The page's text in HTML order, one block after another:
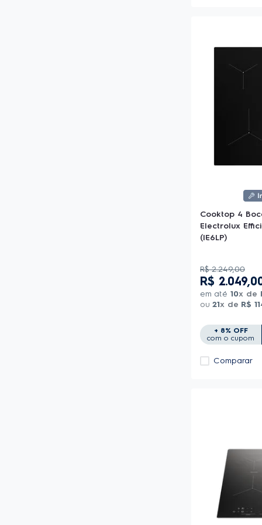
Cooktop 4
Electrolux
(IE6LP)
R$ 2.249,00
R$ 2.049,
em até 10x de
ou 21x de R$
+ 8% OFF
com o cupom
Comparar